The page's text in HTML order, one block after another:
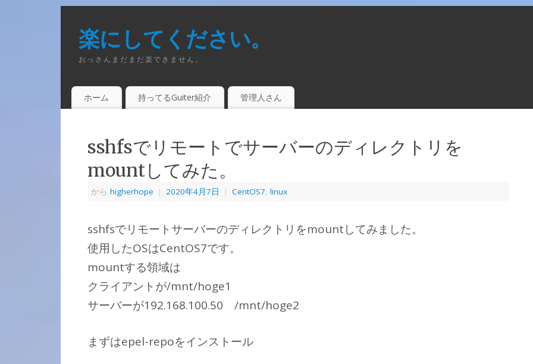
楽にしてください。
おっさんまだまだ楽できません。
ホーム 持ってるGuiter紹介 管理人さん
sshfsでリモートでサーバーのディレクトリを
mountしてみた。
から higherhope | 2020年4月7日 | CentOS7, linux
sshfsでリモートサーバーのディレクトリをmountしてみました。
使用したOSはCentOS7です。
mountする領域は
クライアントが/mnt/hoge1
サーバーが192.168.100.50 /mnt/hoge2
まずはepel-repoをインストール